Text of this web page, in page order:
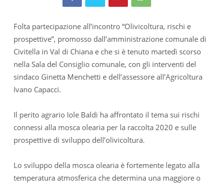
Folta partecipazione all’incontro “Olivicoltura, rischi e
prospettive”, promosso dall’amministrazione comunale di
Civitella in Val di Chiana e che si è tenuto martedì scorso
nella Sala del Consiglio comunale, con gli interventi del
sindaco Ginetta Menchetti e dell’assessore all’Agricoltura
Ivano Capacci.
Il perito agrario Iole Baldi ha affrontato il tema sui rischi
connessi alla mosca olearia per la raccolta 2020 e sulle
prospettive di sviluppo dell’olivicoltura.
Lo sviluppo della mosca olearia è fortemente legato alla
temperatura atmosferica che determina una maggiore o